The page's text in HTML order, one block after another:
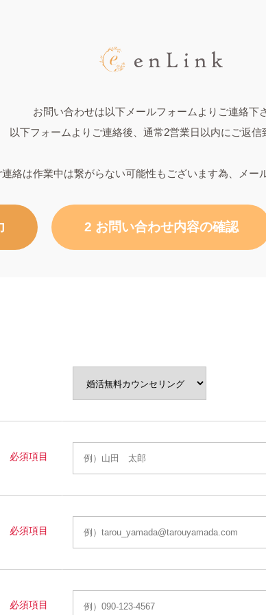
お問い合わせは以下メールフォームよりご連絡下さ
以下フォームよりご連絡後、通常2営業日以内にご返信
絡は作業中は繋がらない可能性もございます為、メー
2 お問い合わせ内容の確認
必須項目
必須項目
必須項目